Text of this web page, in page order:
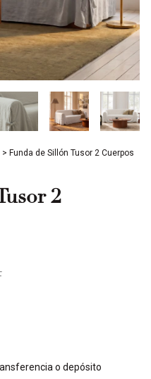
> Funda de Sillón Tusor 2 Cuerpos
2
o depósito